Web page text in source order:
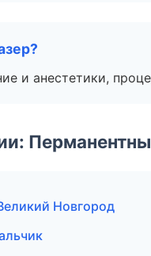
и анестетики,
Новгород